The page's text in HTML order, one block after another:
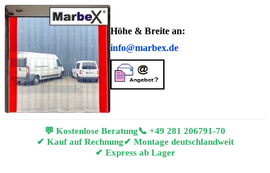
Höhe & Breite an:
info@marbex.de
💬 Kostenlose Beratung📞 +49 281 206791-70
✔ Kauf auf Rechnung✔ Montage deutschlandweit
✔ Express ab Lager